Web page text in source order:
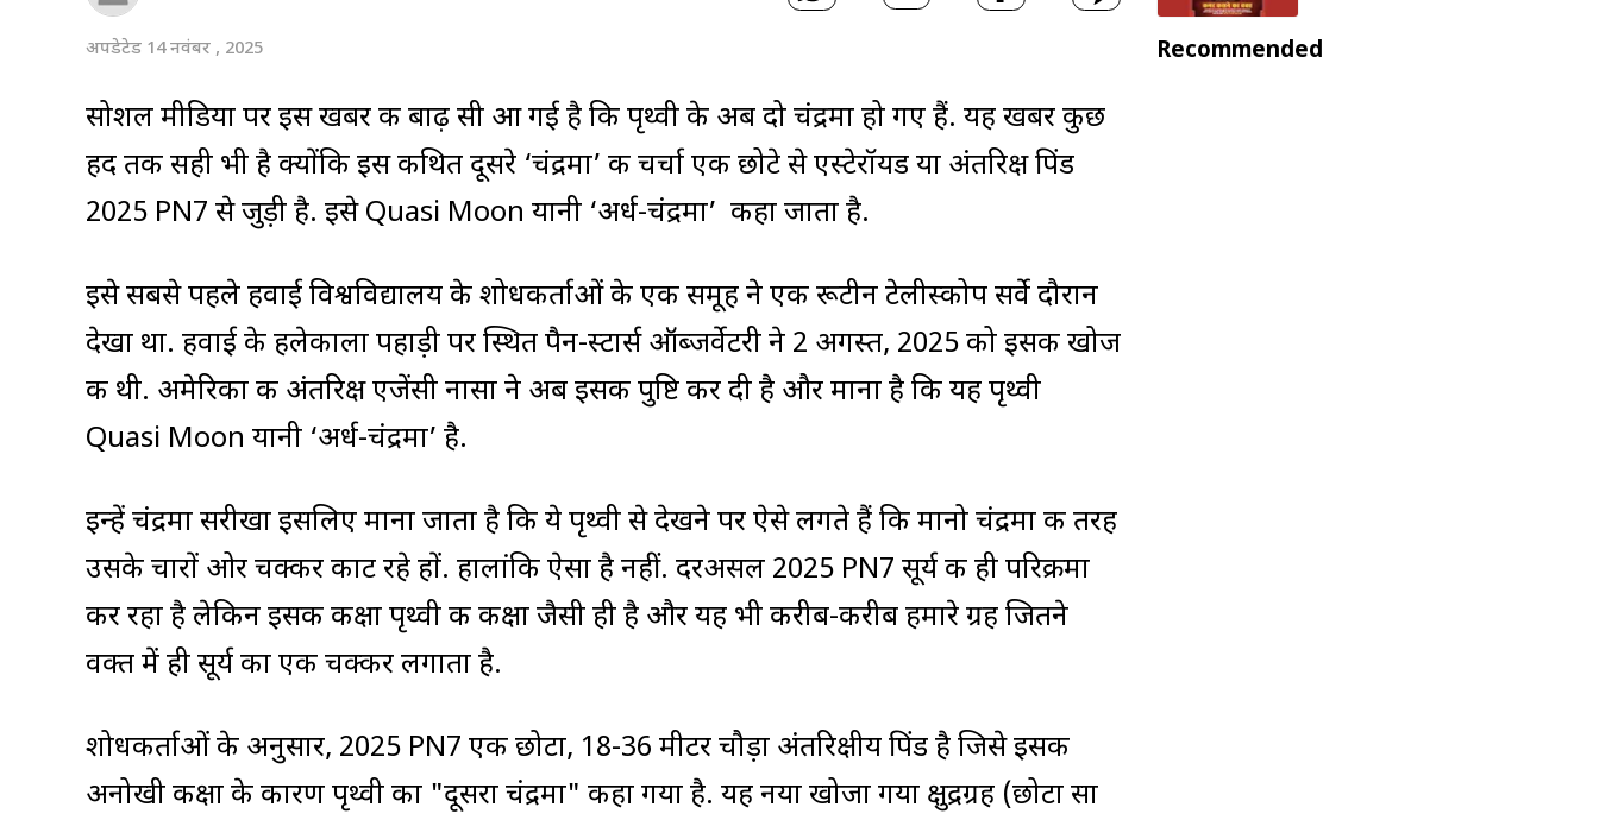
अपडेटेड 14 नवंबर , 2025
सोशल मीडिया पर इस खबर की बाढ़ सी आ गई है कि पृथ्वी के अब दो चंद्रमा हो गए हैं. यह खबर कुछ
हद तक सही भी है क्योंकि इस कथित दूसरे ‘चंद्रमा’ की चर्चा एक छोटे से एस्टेरॉयड या अंतरिक्ष पिंड
2025 PN7 से जुड़ी है. इसे Quasi Moon यानी ‘अर्ध-चंद्रमा’ कहा जाता है.
इसे सबसे पहले हवाई विश्वविद्यालय के शोधकर्ताओं के एक समूह ने एक रूटीन टेलीस्कोप सर्वे दौरान
देखा था. हवाई के हलेकाला पहाड़ी पर स्थित पैन-स्टार्स ऑब्जर्वेटरी ने 2 अगस्त, 2025 को इसकी खोज
की थी. अमेरिका की अंतरिक्ष एजेंसी नासा ने अब इसकी पुष्टि कर दी है और माना है कि यह पृथ्वी
Quasi Moon यानी ‘अर्ध-चंद्रमा’ है.
इन्हें चंद्रमा सरीखा इसलिए माना जाता है कि ये पृथ्वी से देखने पर ऐसे लगते हैं कि मानो चंद्रमा की तरह
उसके चारों ओर चक्कर काट रहे हों. हालांकि ऐसा है नहीं. दरअसल 2025 PN7 सूर्य की ही परिक्रमा
कर रहा है लेकिन इसकी कक्षा पृथ्वी की कक्षा जैसी ही है और यह भी करीब-करीब हमारे ग्रह जितने
वक्त में ही सूर्य का एक चक्कर लगाता है.
शोधकर्ताओं के अनुसार, 2025 PN7 एक छोटा, 18-36 मीटर चौड़ा अंतरिक्षीय पिंड है जिसे इसकी
अनोखी कक्षा के कारण पृथ्वी का "दूसरा चंद्रमा" कहा गया है. यह नया खोजा गया क्षुद्रग्रह (छोटा सा
Recommended